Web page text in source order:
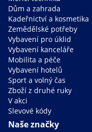
Dům a zahrada
Kadeřnictví a kosmetika
Zemědělské potřeby
Vybavení pro úklid
Vybavení kanceláře
Mobilita a péče
Vybavení hotelů
Sport a volný čas
Zboží z druhé ruky
V akci
Slevové kódy
Naše značky